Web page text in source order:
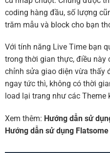
coding hàng đầu, số lượng
trăm mẫu và block cho bạn
Với tính năng Live Time bạn
trong thời gian thực, điều này
chỉnh sửa giao diện vừa thấy
ngay tức thì, không có thời
load lại trang như các Theme
Xem thêm: Hướng dẫn sử
Hướng dẫn sử dụng